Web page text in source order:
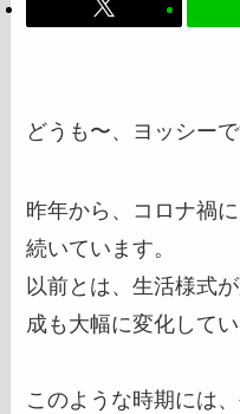
どうも〜、ヨッシー
昨年から、コロナ禍
続いています。
以前とは、生活様式
成も大幅に変化して
このような時期には